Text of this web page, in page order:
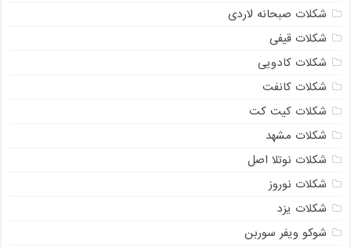
شکلات صبحانه لاردی
شکلات قیفی
شکلات کادویی
شکلات کانفت
شکلات کیت کت
شکلات مشهد
شکلات نوتلا اصل
شکلات نوروز
شکلات یزد
شوکو ویفر سوربن